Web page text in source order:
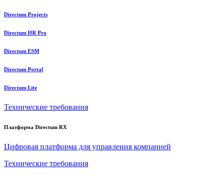
Directum Projects
Directum HR Pro
Directum ESM
Directum Portal
Directum Lite
Технические требования
Платформа Directum RX
Цифровая платформа для управления компанией
Технические требования